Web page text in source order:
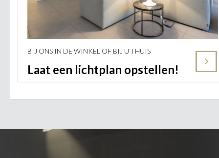
BIJ ONS IN DE WINKEL OF BIJ U THUIS
Laat een lichtplan opstellen!